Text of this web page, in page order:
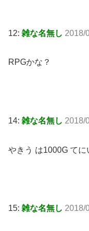
12: 雑な名無し 2018/
RPGかな？
14: 雑な名無し 2018/
やきう は1000G てに
15: 雑な名無し 2018/